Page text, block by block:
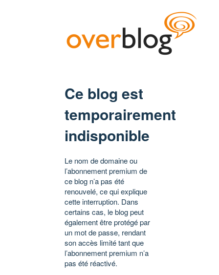
Ce blog est
temporairement
indisponible
Le nom de domaine ou
l’abonnement premium de
ce blog n’a pas été
renouvelé, ce qui explique
cette interruption. Dans
certains cas, le blog peut
également être protégé par
un mot de passe, rendant
son accès limité tant que
l’abonnement premium n’a
pas été réactivé.